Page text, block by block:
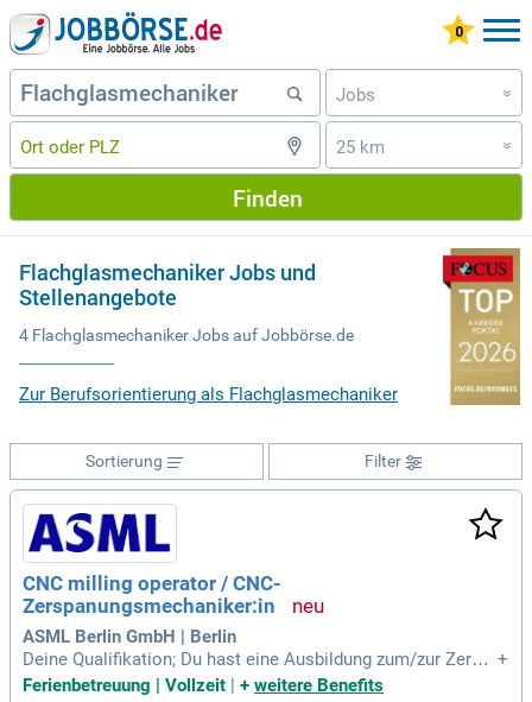
Jobs »
25 km »
Finden
Flachglasmechaniker Jobs und
Stellenangebote
4 Flachglasmechaniker Jobs auf Jobbörse.de
Zur Berufsorientierung als Flachglasmechaniker
Filter
Sortierung
CNC milling operator / CNC-
Zerspanungsmechaniker:in
ASML Berlin GmbH | Berlin
Deine Qualifikation; Du hast eine Ausbildung zum/zur Zersp
anungsmechaniker:in, CNC-Fräser:in, Flachglasmechaniker:i
+
Ferienbetreuung | Vollzeit
+ weitere Benefits